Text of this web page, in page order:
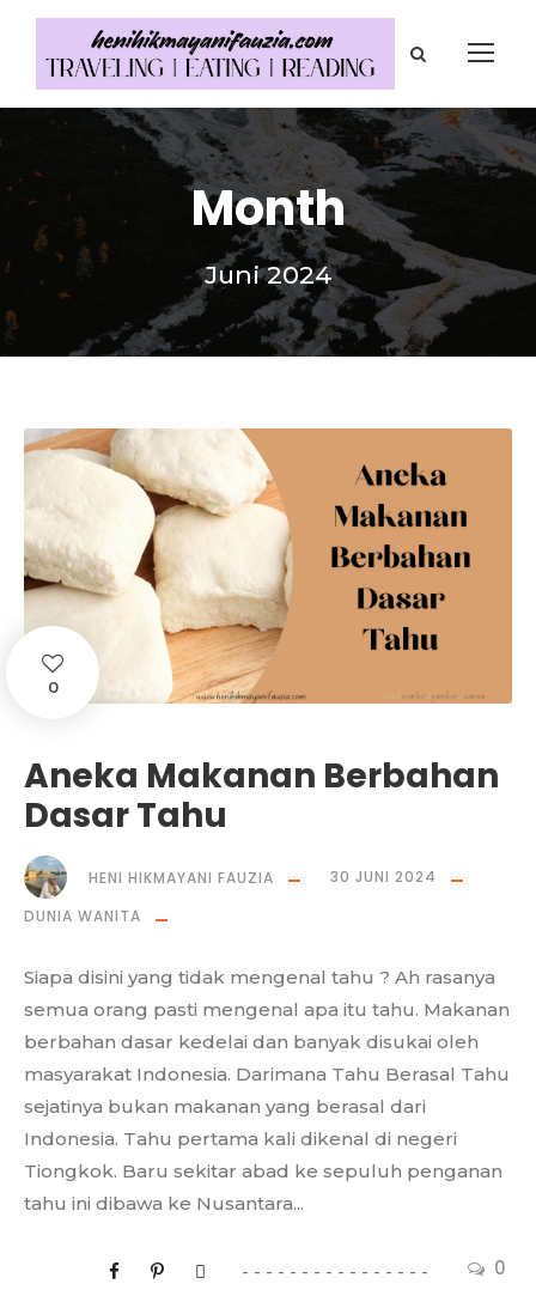
Month
Juni 2024
0
Aneka Makanan Berbahan
Dasar Tahu
0
HENI HIKMAYANI FAUZIA
30 JUNI 2024
DUNIA WANITA
Siapa disini yang tidak mengenal tahu ? Ah rasanya
semua orang pasti mengenal apa itu tahu. Makanan
berbahan dasar kedelai dan banyak disukai oleh
masyarakat Indonesia. Darimana Tahu Berasal Tahu
sejatinya bukan makanan yang berasal dari
Indonesia. Tahu pertama kali dikenal di negeri
Tiongkok. Baru sekitar abad ke sepuluh penganan
tahu ini dibawa ke Nusantara...